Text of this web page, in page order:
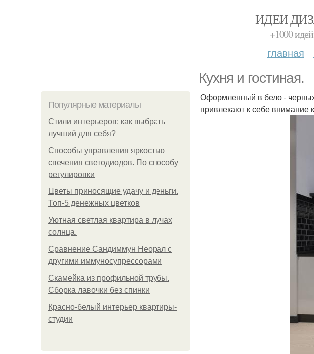
ИДЕИ
+1000
главная
Кухня и гостиная.
Популярные материалы
Стили интерьеров: как выбрать
лучший для себя?
Способы управления яркостью
свечения светодиодов. По способу
регулировки
Цветы приносящие удачу и деньги.
Топ-5 денежных цветков
Уютная светлая квартира в лучах
солнца.
Сравнение Сандиммун Неорал с
другими иммуносупрессорами
Скамейка из профильной трубы.
Сборка лавочки без спинки
Красно-белый интерьер квартиры-
студии
Оформленный в бело - черных
привлекают к себе внимание